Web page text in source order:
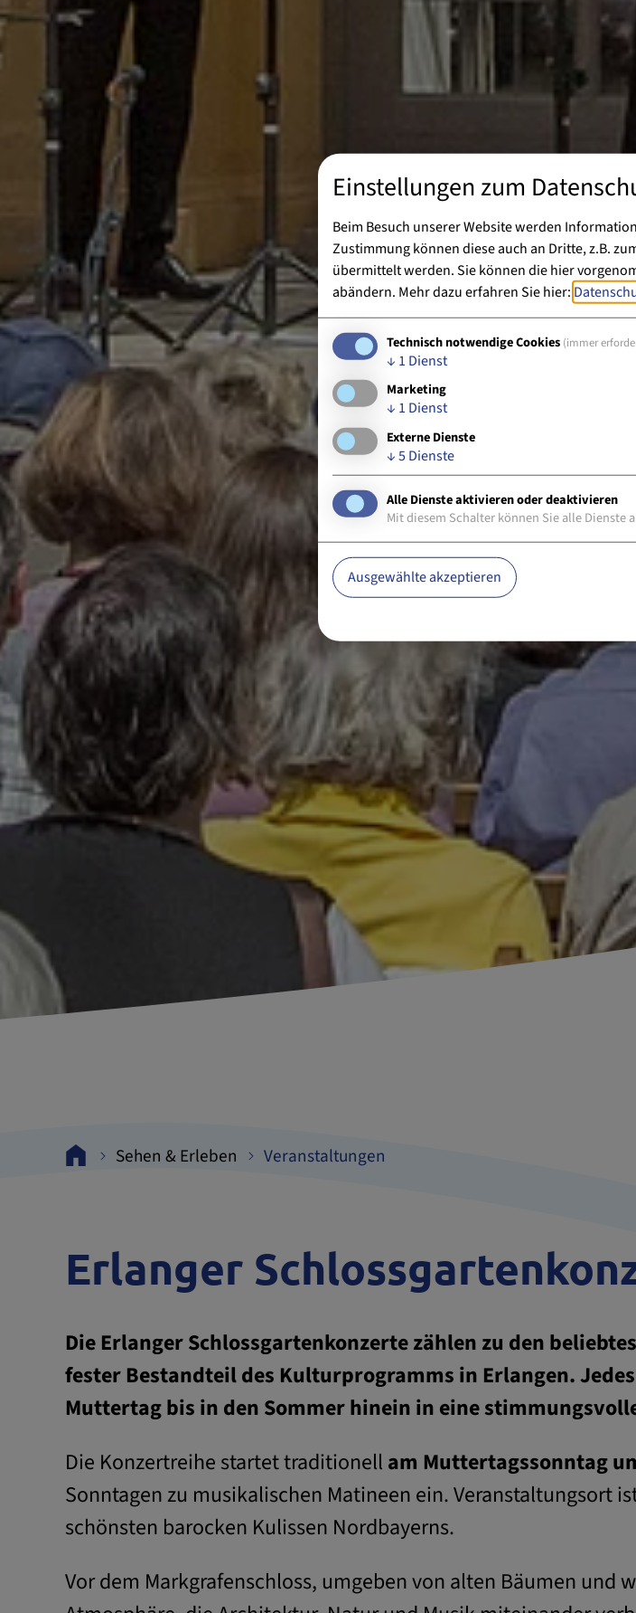
Veranstaltungen
Sehen & Erleben
Erlanger
Die Erlanger Schlossgartenkonzerte zählen zu den
fester Bestandteil des Kulturprogramms in Erlangen.
Muttertag bis in den Sommer hinein in eine
Die Konzertreihe startet traditionell am Muttertagssonntag
Sonntagen zu musikalischen Matineen ein. Veranstaltungsort
schönsten barocken Kulissen Nordbayerns.
Vor dem Markgrafenschloss, umgeben von alten Bäumen
Einstellungen zum
Beim Besuch unserer Website werden
Zustimmung können diese auch an Dritte, z.B.
übermittelt werden. Sie können die hier
abändern. Mehr dazu erfahren Sie hier:
Technisch notwendige Cookies (immer
↓ 1 Dienst
Marketing
↓ 1 Dienst
Externe Dienste
↓5Dienste
Alle Dienste aktivieren oder deaktivieren
Mit diesem Schalter können Sie alle Dienste
Ausgewählte akzeptieren